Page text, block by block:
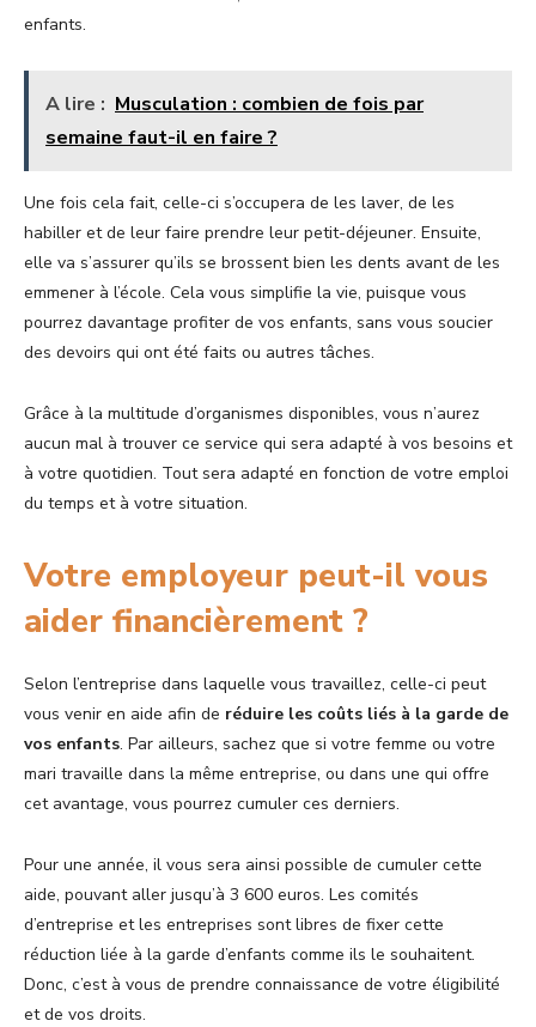
enfants.
A lire : Musculation : combien de fois par
semaine faut-il en faire ?
Une fois cela fait, celle-ci s’occupera de les laver, de les
habiller et de leur faire prendre leur petit-déjeuner. Ensuite,
elle va s’assurer qu’ils se brossent bien les dents avant de les
emmener à l’école. Cela vous simplifie la vie, puisque vous
pourrez davantage profiter de vos enfants, sans vous soucier
des devoirs qui ont été faits ou autres tâches.
Grâce à la multitude d’organismes disponibles, vous n’aurez
aucun mal à trouver ce service qui sera adapté à vos besoins et
à votre quotidien. Tout sera adapté en fonction de votre emploi
du temps et à votre situation.
Votre employeur peut-il vous
aider financièrement ?
Selon l’entreprise dans laquelle vous travaillez, celle-ci peut
vous venir en aide afin de réduire les coûts liés à la garde de
vos enfants. Par ailleurs, sachez que si votre femme ou votre
mari travaille dans la même entreprise, ou dans une qui offre
cet avantage, vous pourrez cumuler ces derniers.
Pour une année, il vous sera ainsi possible de cumuler cette
aide, pouvant aller jusqu’à 3 600 euros. Les comités
d’entreprise et les entreprises sont libres de fixer cette
réduction liée à la garde d’enfants comme ils le souhaitent.
Donc, c’est à vous de prendre connaissance de votre éligibilité
et de vos droits.